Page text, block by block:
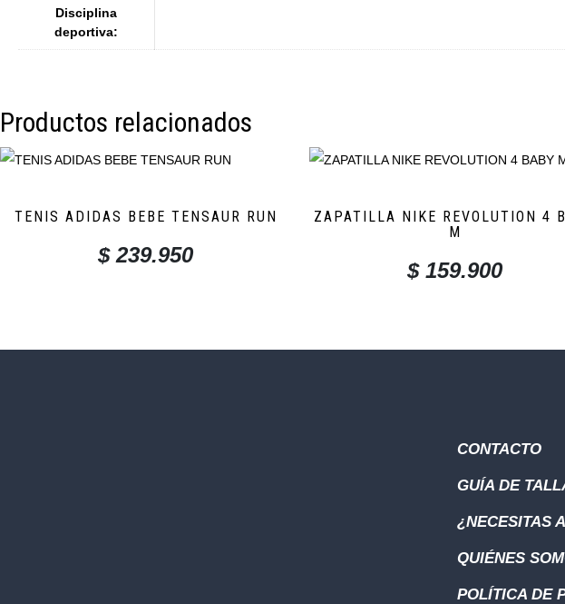
Disciplina
deportiva:
Productos relacionados
TENIS ADIDAS BEBE TENSAUR RUN
$239.950
ZAPATILLA NIKE REVOLUTION 4
M
$159.900
CONTACTO
GUÍA DE
¿NECESITAS
QUIÉNES
POLÍTICA DE